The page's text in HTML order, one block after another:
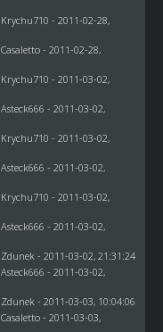
Krychu710 - 2011-02-28,
Casaletto- 2011-02-28,
Krychu710 - 2011-03-02,
- 2011-03-02,
Krychu710 - 2011-03-02,
- 2011-03-02,
Krychu710 - 2011-03-02,
- 2011-03-02,
Zdunek - 2011-03-02, 21:31:24
- 2011-03-02,
Zdunek - 2011-03-03, 10:04:06
Casaletto- 2011-03-03,